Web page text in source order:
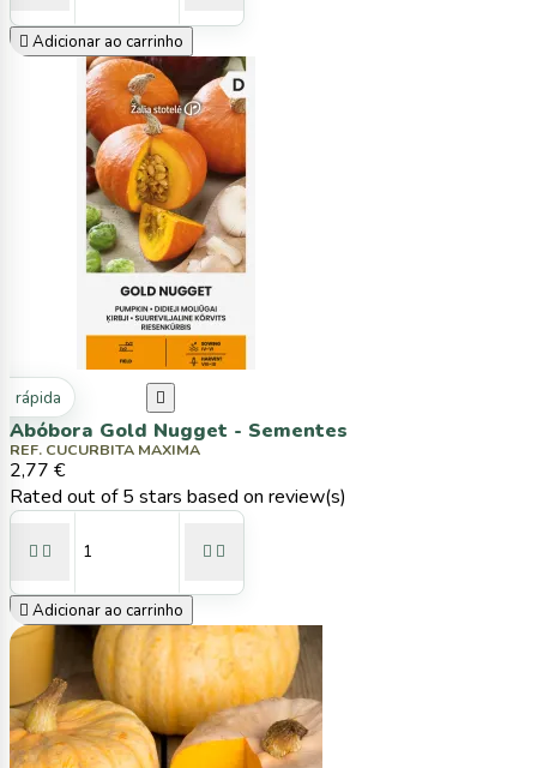
 Adicionar ao carrinho
rápida 
Abóbora Gold Nugget - Sementes
REF. CUCURBITA MAXIMA
2,77 €
Rated out of 5 stars based on review(s)
   
 Adicionar ao carrinho